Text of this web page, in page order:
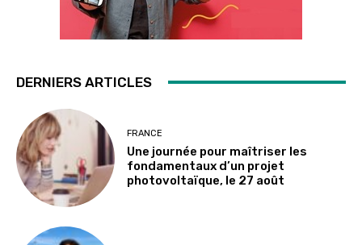
DERNIERS ARTICLES
FRANCE
Une journée pour maîtriser les
fondamentaux d’un projet
photovoltaïque, le 27 août